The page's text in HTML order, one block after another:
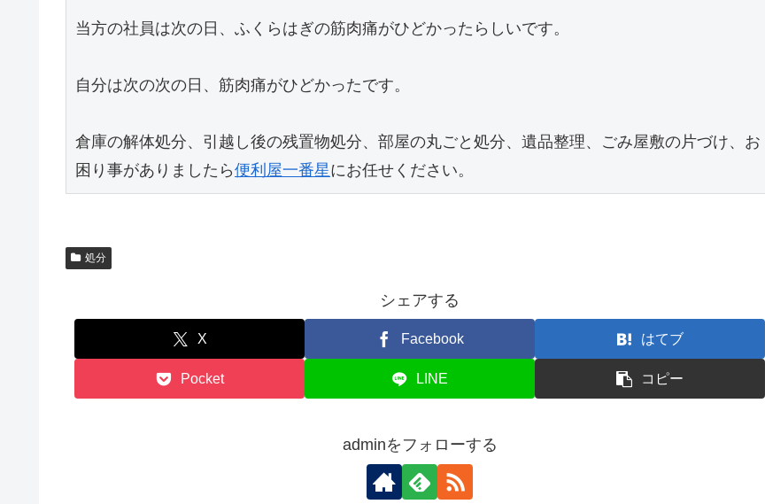
当方の社員は次の日、ふくらはぎの筋肉痛がひどかったらしいです。
自分は次の次の日、筋肉痛がひどかったです。
倉庫の解体処分、引越し後の残置物処分、部屋の丸ごと処分、遺品整理、ごみ屋敷の片づけ、お
困り事がありましたら便利屋一番星にお任せください。
処分
シェアする
X Facebook はてブ
Pocket LINE コピー
adminをフォローする